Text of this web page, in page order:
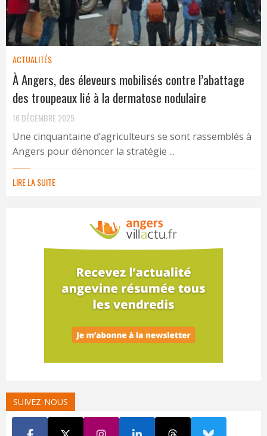
ACTUALITÉS
À Angers, des éleveurs mobilisés contre l’abattage
des troupeaux lié à la dermatose nodulaire
16 DÉCEMBRE 2025
Une cinquantaine d’agriculteurs se sont rassemblés à
Angers pour dénoncer la stratégie ...
LIRE LA SUITE
SUIVEZ-NOUS